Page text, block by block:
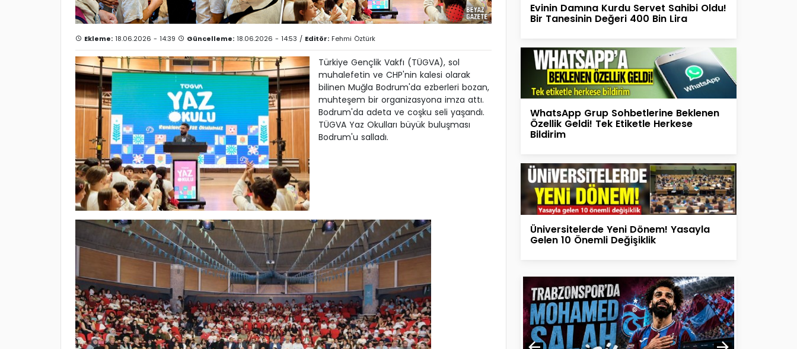
Ekleme: 18.06.2026 - 14:39 Güncelleme: 18.06.2026 - 14:53 / Editör: Fehmi Öztürk
Türkiye Gençlik Vakfı (TÜGVA), sol
muhalefetin ve CHP'nin kalesi olarak
bilinen Muğla Bodrum'da ezberleri bozan,
muhteşem bir organizasyona imza attı.
Bodrum'da adeta ve coşku seli yaşandı.
TÜGVA Yaz Okulları büyük buluşması
Bodrum'u salladı.
Evinin Damına Kurdu Servet Sahibi Oldu!
Bir Tanesinin Değeri 400 Bin Lira
WhatsApp Grup Sohbetlerine Beklenen
Özellik Geldi! Tek Etiketle Herkese
Bildirim
Üniversitelerde Yeni Dönem! Yasayla
Gelen 10 Önemli Değişiklik